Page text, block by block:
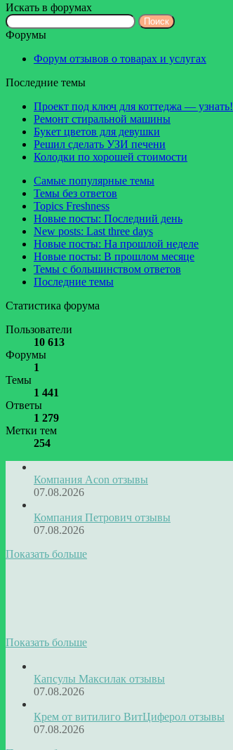
Искать в форумах
Поиск:
Форумы
Форум отзывов о товарах и услугах
Последние темы
Проект под ключ для коттеджа — узнать!
Ремонт стиральной машины
Букет цветов для девушки
Решил сделать УЗИ печени
Колодки по хорошей стоимости
Самые популярные темы
Темы без ответов
Topics Freshness
Новые посты: Последний день
New posts: Last three days
Новые посты: На прошлой неделе
Новые посты: В прошлом месяце
Темы с большинством ответов
Последние темы
Статистика форума
Пользователи
10 613
Форумы
1
Темы
1 441
Ответы
1 279
Метки тем
254
Компания Acon отзывы
07.08.2026
Компания Петрович отзывы
07.08.2026
Показать больше
Показать больше
Капсулы Максилак отзывы
07.08.2026
Крем от витилиго ВитЦиферол отзывы
07.08.2026